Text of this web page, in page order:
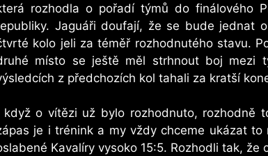
rozhodla o pořadí týmů do finálového
Jaguáři doufají, že se bude jednat
kolo jeli za téměř rozhodnutého stavu.
místo se ještě měl strhnout boj mezi
z předchozích kol tahali za kratší
když o vítězi už bylo rozhodnuto, rozhodně
je i trénink a my vždy chceme ukázat
Kavalíry vysoko 15:5. Rozhodli tak,